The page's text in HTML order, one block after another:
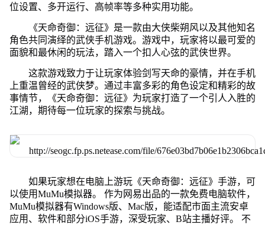
位设置、多开运行、高帧率等多种实用功能。
《天命奇御：远征》是一款由大侠柴朔风以及其他知名
角色共同演绎的武侠手机游戏。游戏中，玩家将以最可爱的
面貌和最休闲的玩法，踏入一个扣人心弦的武侠世界。
这款游戏致力于让玩家体验剑写天命的豪情，并在手机
上重温曾经的武侠梦。通过丰富多彩的角色设定和精彩的故
事情节，《天命奇御：远征》为玩家打造了一个引人入胜的
江湖，期待每一位玩家的探索与挑战。
如果玩家想在电脑上游玩《天命奇御：远征》手游，可
以使用MuMu模拟器。 作为网易出品的一款免费电脑软件，
MuMu模拟器有Windows版、Mac版，能适配市面主流安卓
应用、软件和部分iOS手游，深受玩家、B站主播好评。 不